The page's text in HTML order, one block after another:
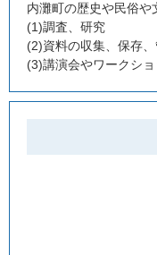
内灘町の歴史や民俗や
(1)調査、研究
(2)資料の収集、保存
(3)講演会やワークシ